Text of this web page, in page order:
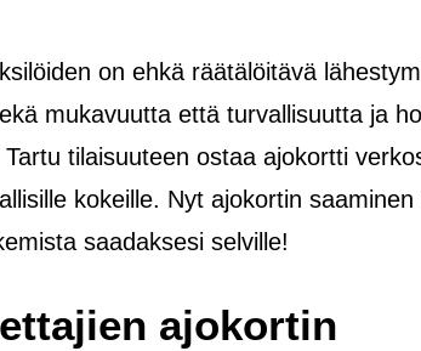
on ehkä räätälöitävä
mukavuutta että turvallisuutta ja
tilaisuuteen ostaa ajokortti
kokeille. Nyt ajokortin saaminen
saadaksesi selville!
ajokortin